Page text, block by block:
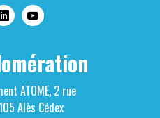
ATOME, 2 rue
Alès Cédex